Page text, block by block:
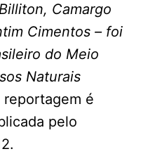
Camargo
Cimentos – foi
do Meio
Naturais
reportagem é
pelo